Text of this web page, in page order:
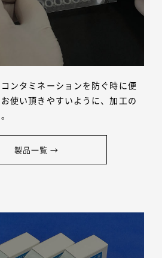
ンタミネーションを防ぐ時に便
使い頂きやすいように、加工の
製品一覧 →